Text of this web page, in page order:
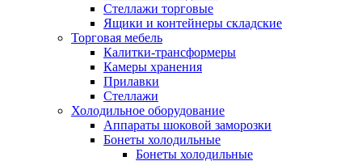
Стеллажи торговые
Ящики и контейнеры складские
Торговая мебель
Калитки-трансформеры
Камеры хранения
Прилавки
Стеллажи
Холодильное оборудование
Аппараты шоковой заморозки
Бонеты холодильные
Бонеты холодильные